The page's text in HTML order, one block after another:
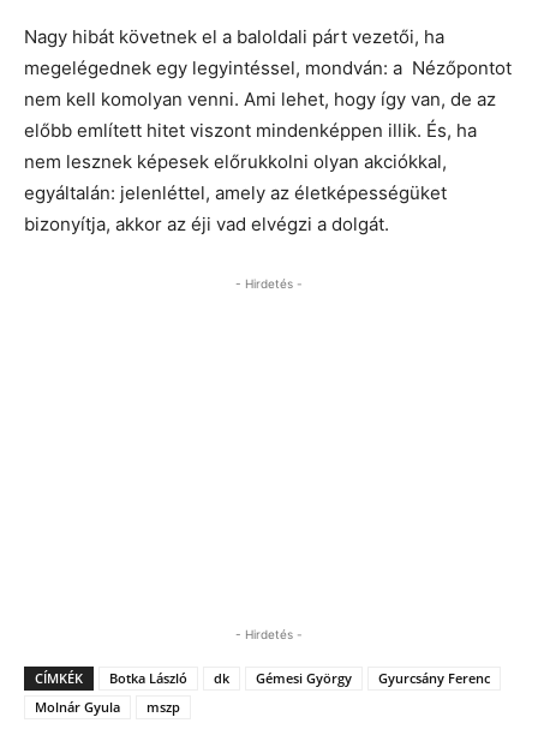
Nagy hibát követnek el a baloldali párt vezetői, ha
megelégednek egy legyintéssel, mondván: a Nézőpontot
nem kell komolyan venni. Ami lehet, hogy így van, de az
előbb említett hitet viszont mindenképpen illik. És, ha
nem lesznek képesek előrukkolni olyan akciókkal,
egyáltalán: jelenléttel, amely az életképességüket
bizonyítja, akkor az éji vad elvégzi a dolgát.
- Hirdetés -
- Hirdetés -
CÍMKÉK Botka László dk Gémesi György
Gyurcsány Ferenc
Molnár Gyula
mszp